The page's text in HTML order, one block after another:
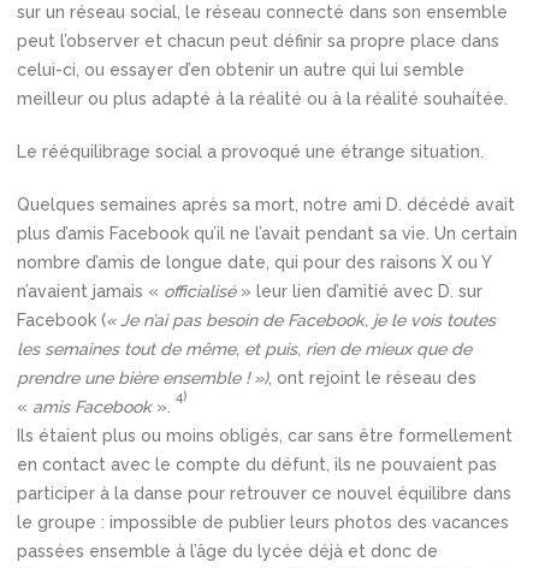
sur un réseau social, le réseau connecté dans son ensemble
peut l’observer et chacun peut définir sa propre place dans
celui-ci, ou essayer d’en obtenir un autre qui lui semble
meilleur ou plus adapté à la réalité ou à la réalité souhaitée.
Le rééquilibrage social a provoqué une étrange situation.
Quelques semaines après sa mort, notre ami D. décédé avait
plus d’amis Facebook qu’il ne l’avait pendant sa vie. Un certain
nombre d’amis de longue date, qui pour des raisons X ou Y
n’avaient jamais « officialisé» leur lien d’amitié avec D. sur
Facebook (« Je n’ai pas besoin de Facebook, je le vois toutes
les semaines tout de même, et puis, rien de mieux que de
prendre une bière ensemble ! »), ont rejoint le réseau des
« amis Facebook».
4)
Ils étaient plus ou moins obligés, car sans être formellement
en contact avec le compte du défunt, ils ne pouvaient pas
participer à la danse pour retrouver ce nouvel équilibre dans
le groupe : impossible de publier leurs photos des vacances
passées ensemble à l’âge du lycée déjà et donc de